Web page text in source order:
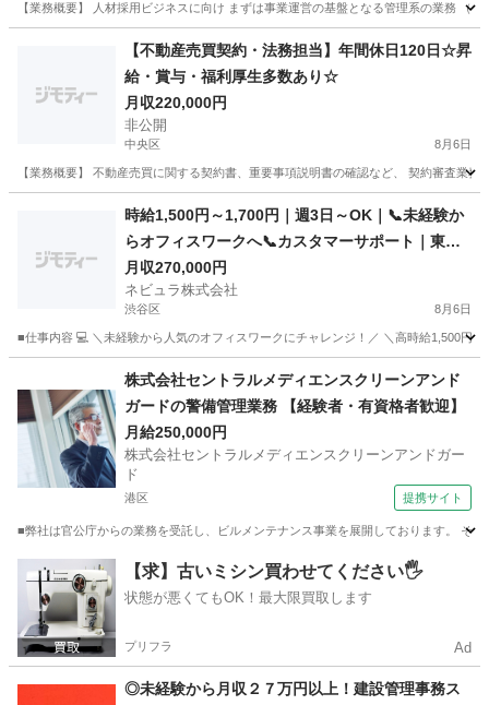
【業務概要】 人材採用ビジネスに向け まずは事業運営の基盤となる管理系の業務 （
その他 業務
【不動産売買契約・法務担当】年間休日120日☆昇
給・賞与・福利厚生多数あり☆
月収220,000円
非公開
中央区 8月6日
【業務概要】 不動産売買に関する契約書、重要事項説明書の確認など、 契約審査
法務 業務
時給1,500円～1,700円｜週3日～OK｜📞未経験か
らオフィスワークへ📞カスタマーサポート｜東京
都内【Ow01】
月収270,000円
ネビュラ株式会社
渋谷区 8月6日
■仕事内容 💻 ＼未経験から人気のオフィスワークにチャレンジ！／ ＼高時給1,500円
事務 未経験
株式会社セントラルメディエンスクリーンアンド
ガードの警備管理業務 【経験者・有資格者歓迎】
月給250,000円
株式会社セントラルメディエンスクリーンアンドガー
ド
港区 提携サイト
■弊社は官公庁からの業務を受託し、ビルメンテナンス事業を展開しております。 そ
東京 港区 その他
【求】古いミシン買わせてください🖐️
状態が悪くてもOK！最大限買取します
プリフラ Ad
◎未経験から月収２７万円以上！建設管理事務ス